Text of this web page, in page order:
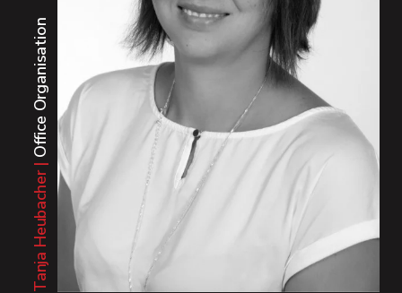
12
Jahre im
EKO-Team
Tanja Heubacher |
Office Organisation